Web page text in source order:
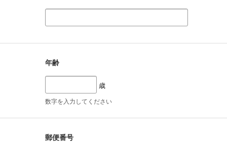
年齢
歳
数字を入力してください
郵便番号